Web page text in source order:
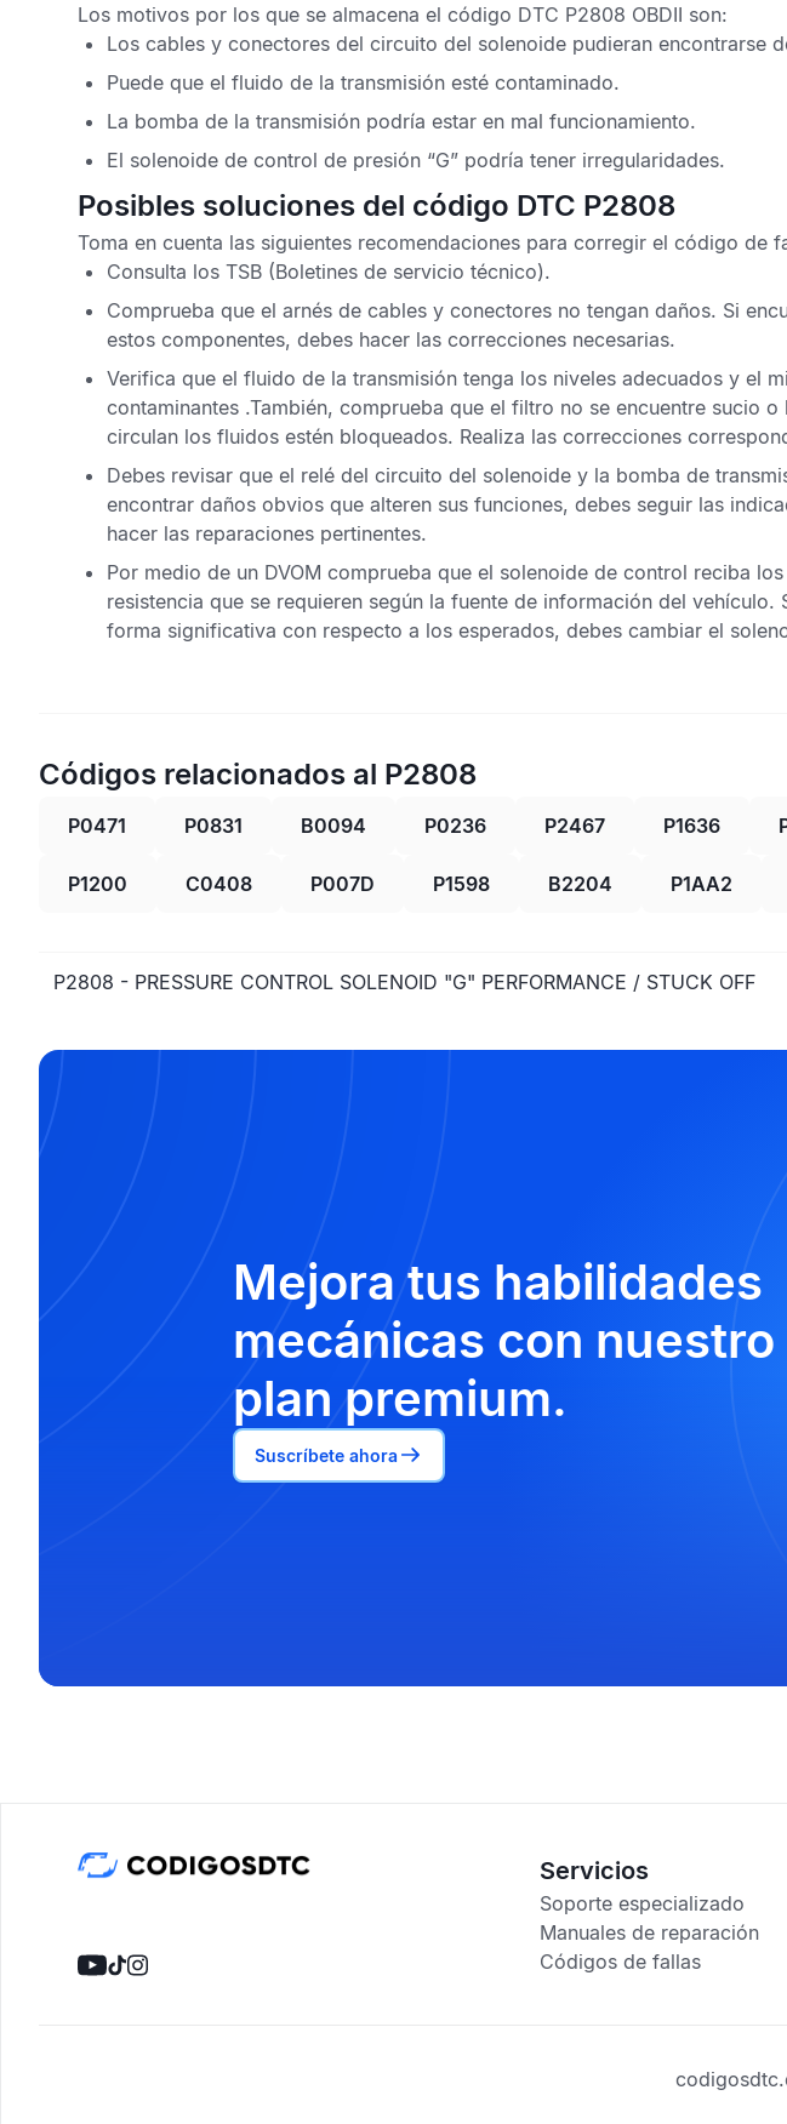
Los motivos por los que se almacena el código DTC P2808 OBDII son:
Los cables y conectores del circuito del solenoide pudieran encontrarse
Puede que el fluido de la transmisión esté contaminado.
La bomba de la transmisión podría estar en mal funcionamiento.
El solenoide de control de presión “G” podría tener irregularidades.
Posibles soluciones del código DTC P2808
Toma en cuenta las siguientes recomendaciones para corregir el código de
Consulta los TSB (Boletines de servicio técnico).
Comprueba que el arnés de cables y conectores no tengan daños. Si
estos componentes, debes hacer las correcciones necesarias.
Verifica que el fluido de la transmisión tenga los niveles adecuados y el
contaminantes .También, comprueba que el filtro no se encuentre sucio
circulan los fluidos estén bloqueados. Realiza las correcciones
Debes revisar que el relé del circuito del solenoide y la bomba de
encontrar daños obvios que alteren sus funciones, debes seguir las
hacer las reparaciones pertinentes.
Por medio de un DVOM comprueba que el solenoide de control reciba
resistencia que se requieren según la fuente de información del vehículo.
forma significativa con respecto a los esperados, debes cambiar el
Códigos relacionados al P2808
P0471 P0831 B0094 P0236 P2467 P1636
P1200 C0408 P007D P1598 B2204 P1AA2
P2808 - PRESSURE CONTROL SOLENOID "G" PERFORMANCE / STUCK OFF
Mejora tus habilidades
mecánicas con nuestro
plan premium.
Suscríbete ahora
Servicios
Soporte especializado
Manuales de reparación
Códigos de fallas